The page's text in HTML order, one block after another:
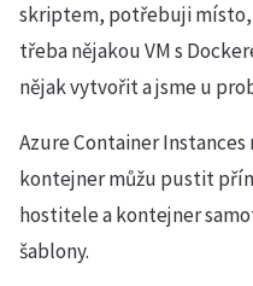
skriptem, potřebuji místo,
třeba nějakou VM s
nějak vytvořit a jsme u
Azure Container
kontejner můžu pustit
hostitele a kontejner
šablony.